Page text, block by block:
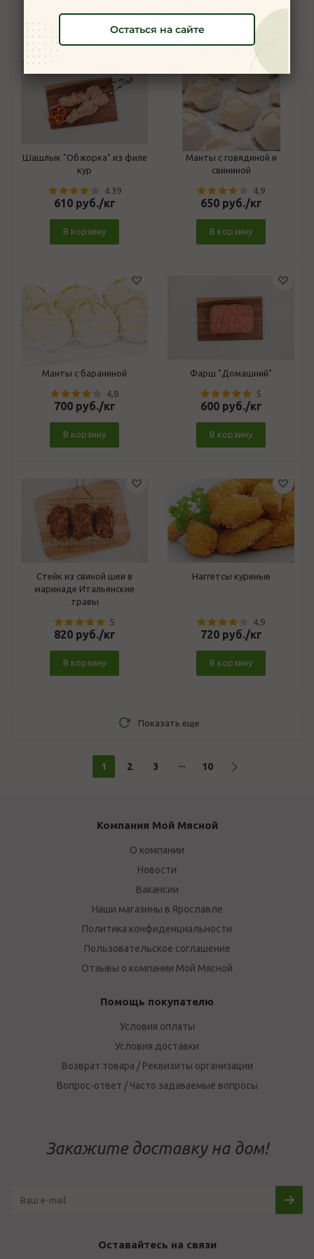
В корзину В корзину
Шашлык "Обжорка" из филе
кур
4.39
610руб./кг
В корзину
Манты с говядиной и
свининой
4,9
650руб./кг
В корзину
Манты с бараниной
4,8
700руб./кг
В корзину
Фарш "Домашний"
5
600руб./кг
В корзину
Стейк из свиной шеи в
маринаде Итальянские
травы
5
820руб./кг
В корзину
Наггетсы куриные
4,9
720руб./кг
В корзину
Показать еще
1 2 3 10
Компания Мой Мясной
О компании
Новости
Вакансии
Наши магазины в Ярославле
Политика конфиденциальности
Пользовательское соглашение
Отзывы о компании Мой Мясной
Помощь покупателю
Условия оплаты
Условия доставки
Возврат товара / Реквизиты организации
Вопрос-ответ / Часто задаваемые вопросы
Закажите доставку на дом!
Оставайтесь на связи
Остаться на сайте